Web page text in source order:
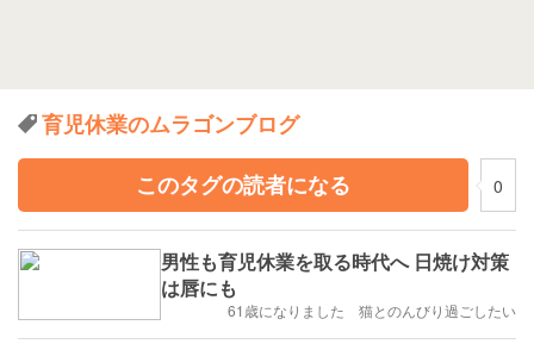
育児休業のムラゴンブログ
このタグの読者になる
0
男性も育児休業を取る時代へ 日焼け対策
は唇にも
61歳になりました 猫とのんびり過ごしたい